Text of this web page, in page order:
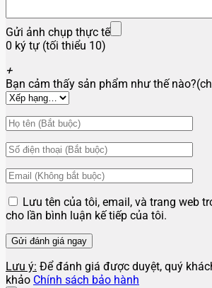
Gửi ảnh chụp thực tế
0 ký tự (tối thiểu 10)
+
Bạn cảm thấy sản phẩm như thế
Lưu tên của tôi, email, và trang web
cho lần bình luận kế tiếp của tôi.
Lưu ý: Để đánh giá được duyệt, quý
khảo Chính sách bảo hành